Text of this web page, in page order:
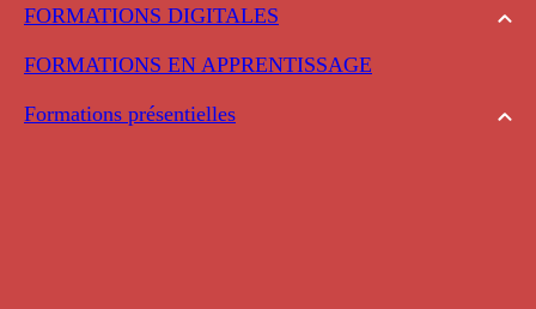
FORMATIONS DIGITALES
FORMATIONS EN APPRENTISSAGE
Formations présentielles